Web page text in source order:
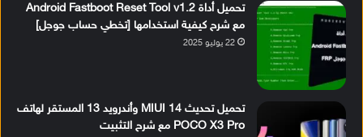
تحميل أداة Android Fastboot Reset Tool v1.2
مع شرح كيفية استخدامها [تخطي حساب جوجل]
22 يوليو 2025
تحميل تحديث MIUI 14 وأندرويد 13 المستقر لهاتف
POCO X3 Pro مع شرح التثبيت